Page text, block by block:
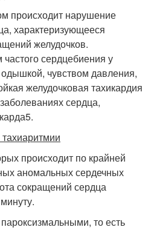
происходит нарушение
характеризующееся
желудочков.
сердцебиения у
чувством давления,
желудочковая тахикардия
сердца,
происходит по крайней
аномальных сердечных
сокращений сердца
то есть